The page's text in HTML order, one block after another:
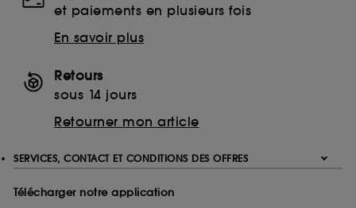
et paiements en plusieurs fois
En savoir plus
Retours
sous 14 jours
Retourner mon article
SERVICES, CONTACT ET CONDITIONS DES OFFRES
Télécharger notre application